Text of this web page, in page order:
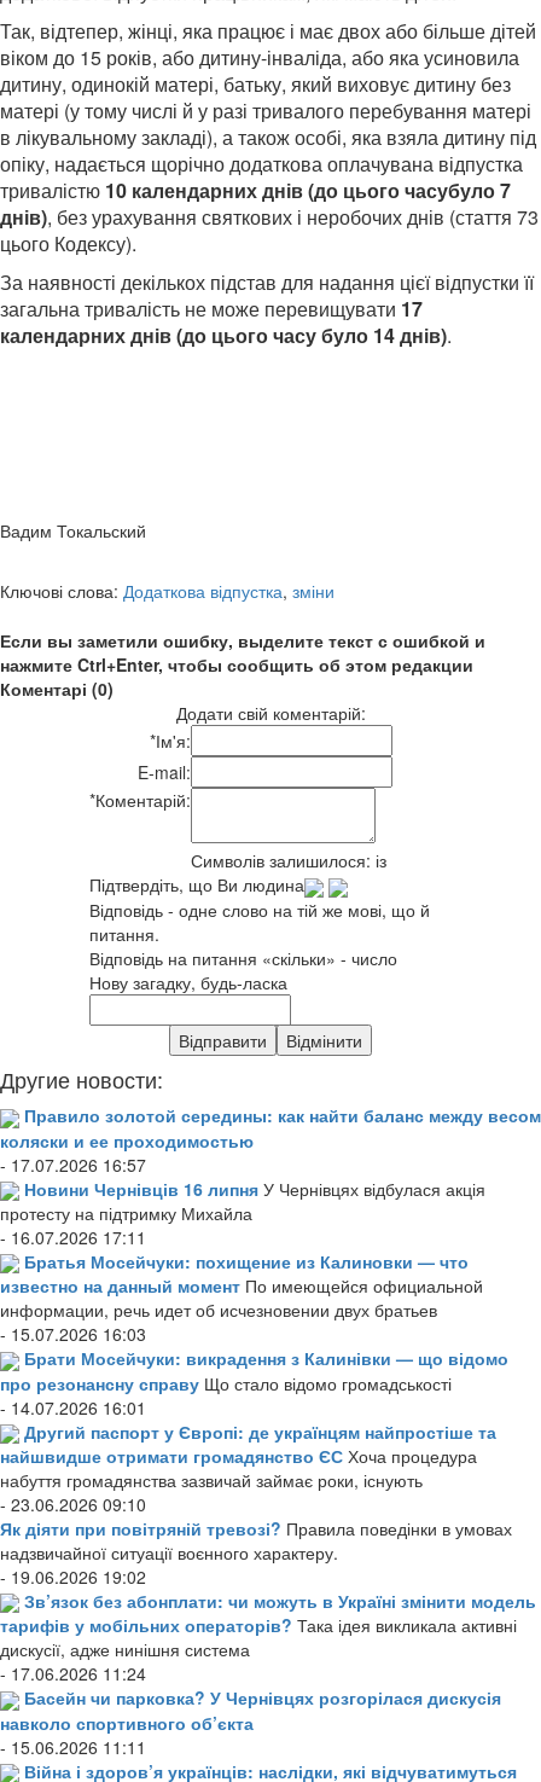
Так, відтепер, жінці, яка працює і має двох або більше дітей
віком до 15 років, або дитину-інваліда, або яка усиновила
дитину, одинокій матері, батьку, який виховує дитину без
матері (у тому числі й у разі тривалого перебування матері
в лікувальному закладі), а також особі, яка взяла дитину під
опіку, надається щорічно додаткова оплачувана відпустка
тривалістю 10 календарних днів (до цього часубуло 7
днів), без урахування святкових і неробочих днів (стаття 73
цього Кодексу).
За наявності декількох підстав для надання цієї відпустки її
загальна тривалість не може перевищувати 17
календарних днів (до цього часу було 14 днів).
Вадим Токальский
Ключові слова: Додаткова відпустка, зміни
Если вы заметили ошибку, выделите текст с ошибкой и
нажмите Ctrl+Enter, чтобы сообщить об этом редакции
Коментарі (0)
Додати свій коментарій:
*Ім'я:
E-mail:
*Коментарій:
Символів залишилося: із
Підтвердіть, що Ви людина
Відповідь - одне слово на тій же мові, що й
питання.
Відповідь на питання «скільки» - число
Нову загадку, будь-ласка
Другие новости:
Правило золотой середины: как найти баланс между весом
коляски и ее проходимостью
- 17.07.2026 16:57
Новини Чернівців 16 липня У Чернівцях відбулася акція
протесту на підтримку Михайла
- 16.07.2026 17:11
Братья Мосейчуки: похищение из Калиновки — что
известно на данный момент По имеющейся официальной
информации, речь идет об исчезновении двух братьев
- 15.07.2026 16:03
Брати Мосейчуки: викрадення з Калинівки — що відомо
про резонансну справу Що стало відомо громадськості
- 14.07.2026 16:01
Другий паспорт у Європі: де українцям найпростіше та
найшвидше отримати громадянство ЄС Хоча процедура
набуття громадянства зазвичай займає роки, існують
- 23.06.2026 09:10
Як діяти при повітряній тревозі? Правила поведінки в умовах
надзвичайної ситуації воєнного характеру.
- 19.06.2026 19:02
Зв’язок без абонплати: чи можуть в Україні змінити модель
тарифів у мобільних операторів? Така ідея викликала активні
дискусії, адже нинішня система
- 17.06.2026 11:24
Басейн чи парковка? У Чернівцях розгорілася дискусія
навколо спортивного об’єкта
- 15.06.2026 11:11
Війна і здоров’я українців: наслідки, які відчуватимуться